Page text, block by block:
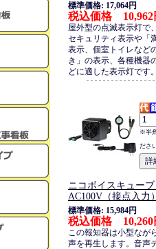
標準価格: 17,064円
税込価格 10,962
屋外型の点滅表示灯で
セキュリティ表示や「
表示、個室トイレなど
き」の表示、各種機器
どに適した表示灯です
※半
ださ
ニコボイスキュー
AC100V（接点入力
標準価格: 15,984円
税込価格 10,260
この報知器は小型なが
声を再生します。音声